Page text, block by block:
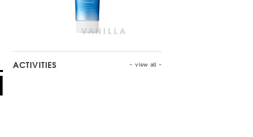
- view all -
ACTIVITIES